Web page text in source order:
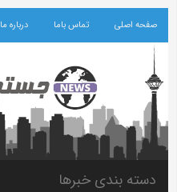
صفحه اصلی تماس باما درباره ما
دسته بندی خبرها